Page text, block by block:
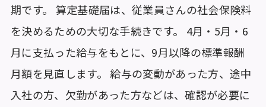
期です。 算定基礎届は、従業員さんの社会保険料
を決めるための大切な手続きです。 4月・5月・6
月に支払った給与をもとに、9月以降の標準報酬
月額を見直します。 給与の変動があった方、途中
入社の方、欠勤があった方などは、確認が必要に